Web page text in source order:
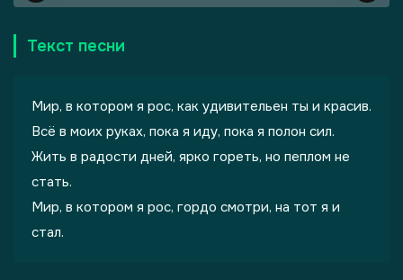
Текст песни
Мир, в котором я рос, как удивительен ты и красив.
Всё в моих руках, пока я иду, пока я полон сил.
Жить в радости дней, ярко гореть, но пеплом не
стать.
Мир, в котором я рос, гордо смотри, на тот я и
стал.